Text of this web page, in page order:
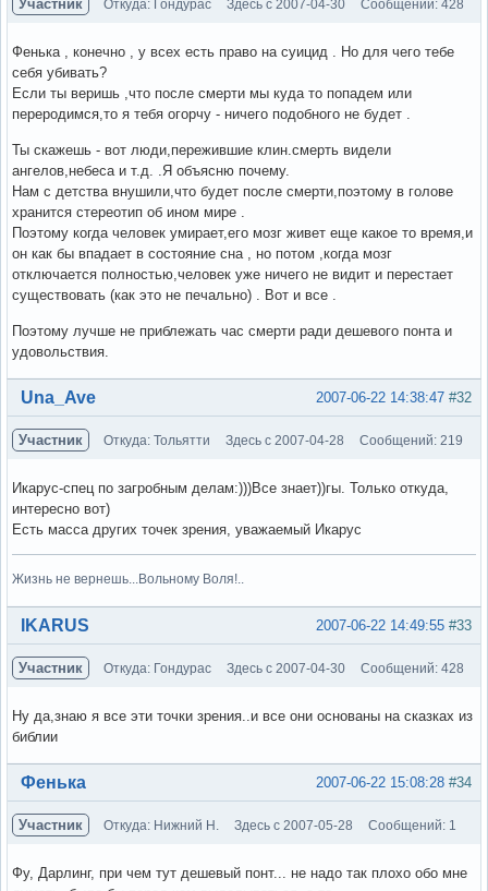
Участник Откуда: Гондурас Здесь с 2007-04-30 Сообщений: 428
Фенька , конечно , у всех есть право на суицид . Но для чего тебе
себя убивать?
Если ты веришь ,что после смерти мы куда то попадем или
переродимся,то я тебя огорчу - ничего подобного не будет .
Ты скажешь - вот люди,пережившие клин.смерть видели
ангелов,небеса и т.д. .Я объясню почему.
Нам с детства внушили,что будет после смерти,поэтому в голове
хранится стереотип об ином мире .
Поэтому когда человек умирает,его мозг живет еще какое то время,и
он как бы впадает в состояние сна , но потом ,когда мозг
отключается полностью,человек уже ничего не видит и перестает
существовать (как это не печально) . Вот и все .
Поэтому лучше не приблежать час смерти ради дешевого понта и
удовольствия.
Вне форума #32
2007-06-22 14:38:47
Una_Ave
Участник Откуда: Тольятти Здесь с 2007-04-28 Сообщений: 219
Икарус-спец по загробным делам:)))Все знает))гы. Только откуда,
интересно вот)
Есть масса других точек зрения, уважаемый Икарус
Жизнь не вернешь...Вольному Воля!..
Вне форума #33
2007-06-22 14:49:55
IKARUS
Участник Откуда: Гондурас Здесь с 2007-04-30 Сообщений: 428
Ну да,знаю я все эти точки зрения..и все они основаны на сказках из
библии
Вне форума #34
2007-06-22 15:08:28
Фенька
Участник Откуда: Нижний Н. Здесь с 2007-05-28 Сообщений: 1
Фу, Дарлинг, при чем тут дешевый понт... не надо так плохо обо мне